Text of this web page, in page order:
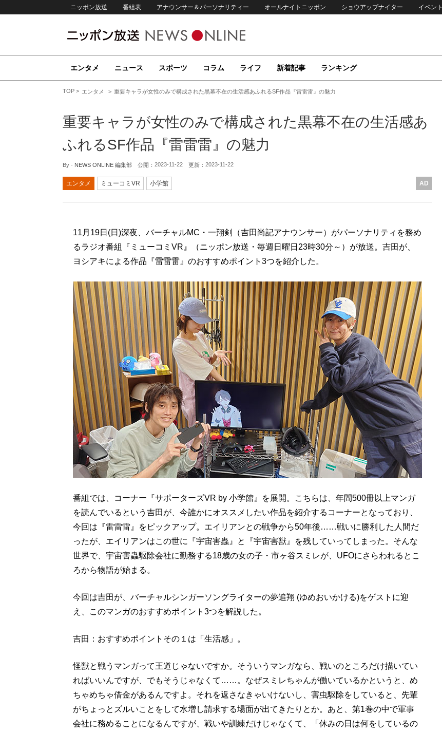
ニッポン放送 番組表 アナウンサー＆パーソナリティー オールナイトニッポン ショウアップナイター イベント
エンタメ ニュース スポーツ コラム ライフ 新着記事 ランキング
TOP エンタメ 重要キャラが女性のみで構成された黒幕不在の生活感あふれるSF作品『雷雷雷』の魅力
重要キャラが女性のみで構成された黒幕不在の生活感あ
ふれるSF作品『雷雷雷』の魅力
By - NEWS ONLINE 編集部 公開： 2023-11-22 更新： 2023-11-22
エンタメ ミューコミVR 小学館 AD
11月19日(日)深夜、バーチャルMC・一翔剣（吉田尚記アナウンサー）がパーソナリティを務め
るラジオ番組『ミューコミVR』（ニッポン放送・毎週日曜日23時30分～）が放送。吉田が、
ヨシアキによる作品『雷雷雷』のおすすめポイント3つを紹介した。
番組では、コーナー『サポーターズVR by 小学館』を展開。こちらは、年間500冊以上マンガ
を読んでいるという吉田が、今誰かにオススメしたい作品を紹介するコーナーとなっており、
今回は『雷雷雷』をピックアップ。エイリアンとの戦争から50年後……戦いに勝利した人間だ
ったが、エイリアンはこの世に『宇宙害蟲』と『宇宙害獣』を残していってしまった。そんな
世界で、宇宙害蟲駆除会社に勤務する18歳の女の子・市ヶ谷スミレが、UFOにさらわれるとこ
ろから物語が始まる。
今回は吉田が、バーチャルシンガーソングライターの夢追翔 (ゆめおいかける)をゲストに迎
え、このマンガのおすすめポイント3つを解説した。
吉田：おすすめポイントその１は「生活感」。
怪獣と戦うマンガって王道じゃないですか。そういうマンガなら、戦いのところだけ描いてい
ればいいんですが、でもそうじゃなくて……。なぜスミレちゃんが働いているかというと、め
ちゃめちゃ借金があるんですよ。それを返さなきゃいけないし、害虫駆除をしていると、先輩
がちょっとズルいことをして水増し請求する場面が出てきたりとか。あと、第1巻の中で軍事
会社に務めることになるんですが、戦いや訓練だけじゃなくて、「休みの日は何をしているの